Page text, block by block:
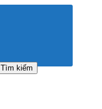
Tìm kiếm